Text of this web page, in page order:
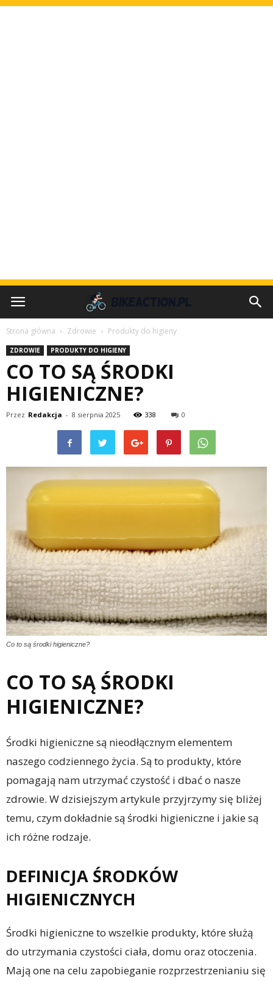
Strona główna Zdrowie Produkty do higieny
ZDROWIE PRODUKTY DO HIGIENY
CO TO SĄ ŚRODKI
HIGIENICZNE?
Przez Redakcja - 8 sierpnia 2025 338 0
Co to są środki higieniczne?
CO TO SĄ ŚRODKI
HIGIENICZNE?
Środki higieniczne są nieodłącznym elementem
naszego codziennego życia. Są to produkty, które
pomagają nam utrzymać czystość i dbać o nasze
zdrowie. W dzisiejszym artykule przyjrzymy się bliżej
temu, czym dokładnie są środki higieniczne i jakie są
ich różne rodzaje.
DEFINICJA ŚRODKÓW
HIGIENICZNYCH
Środki higieniczne to wszelkie produkty, które służą
do utrzymania czystości ciała, domu oraz otoczenia.
Mają one na celu zapobieganie rozprzestrzenianiu się